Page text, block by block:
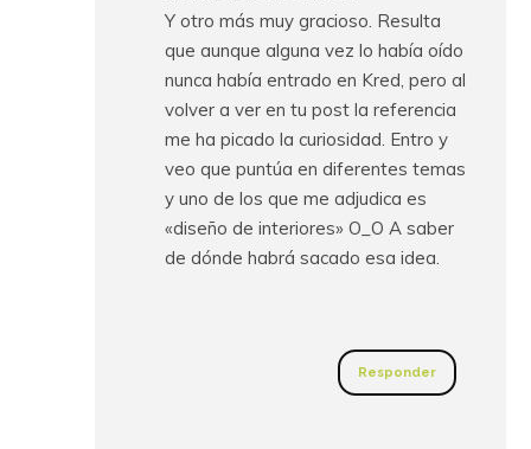
Y otro más muy gracioso. Resulta
que aunque alguna vez lo había oído
nunca había entrado en Kred, pero al
volver a ver en tu post la referencia
me ha picado la curiosidad. Entro y
veo que puntúa en diferentes temas
y uno de los que me adjudica es
«diseño de interiores» O_O A saber
de dónde habrá sacado esa idea.
Responder